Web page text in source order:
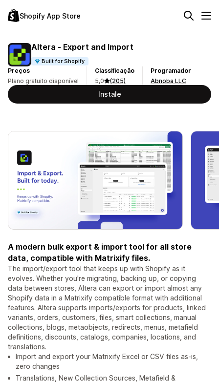
Shopify App Store
Altera ‑ Export and Import
Built for Shopify
Preços
Plano gratuito disponível
Classificação
5,0
(205)
Programador
Abnoba LLC
Instale
A modern bulk export & import tool for all store
data, compatible with Matrixify files.
The import/export tool that keeps up with Shopify as it
evolves. Whether you're migrating, backing up, or copying
data between stores, Altera can export or import almost any
Shopify data in a Matrixify compatible format with additional
features. Altera supports imports/exports for products, linked
variants, orders, customers, files, smart collections, manual
collections, blogs, metaobjects, redirects, menus, metafield
definitions, discounts, catalogs, companies, locations, and
translations.
Import and export your Matrixify Excel or CSV files as-is,
zero changes
Translations, New Collection Sources, Metafield &